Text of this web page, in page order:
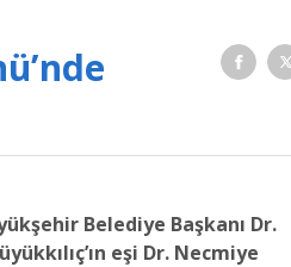
Belediye Başkanı Dr.
eşi Dr. Necmiye